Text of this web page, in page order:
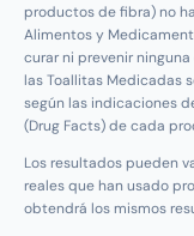
productos de fibra) no
Alimentos y
curar ni prevenir
las Toallitas Medicadas
según las indicaciones
(Drug Facts) de cada
Los resultados pueden
reales que han usado
obtendrá los mismos